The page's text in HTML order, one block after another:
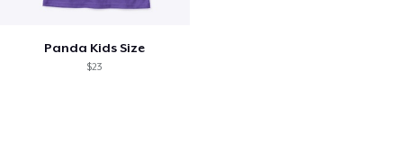
Panda Kids Size
$23